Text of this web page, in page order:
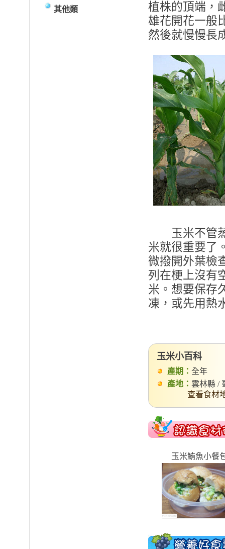
其他類
植株的頂端，
雄花開花一般
然後就慢慢長
玉米不管蒸
米就很重要了
微撥開外葉檢
列在梗上沒有
米。想要保存
凍，或先用熱
玉米小百科
產期： 全年
產地： 雲林縣 /
查看食材
玉米鮪魚小餐